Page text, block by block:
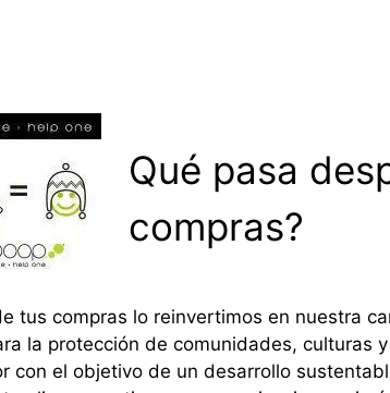
Qué pasa
compras?
tus compras lo reinvertimos en nuestra
la protección de comunidades, culturas
con el objetivo de un desarrollo